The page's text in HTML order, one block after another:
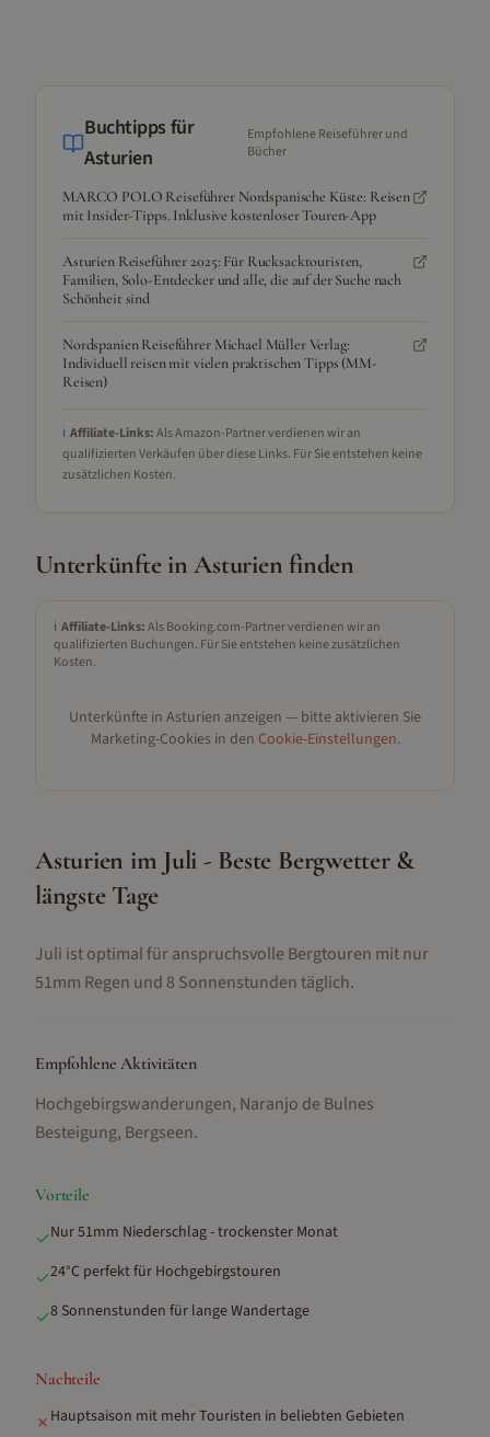
Buchtipps für
Asturien
Empfohlene Reiseführer und
Bücher
MARCO POLO Reiseführer Nordspanische Küste: Reisen
mit Insider-Tipps. Inklusive kostenloser Touren-App
Asturien Reiseführer 2025: Für Rucksacktouristen,
Familien, Solo-Entdecker und alle, die auf der Suche nach
Schönheit sind
Nordspanien Reiseführer Michael Müller Verlag:
Individuell reisen mit vielen praktischen Tipps (MM-
Reisen)
ℹ️ Affiliate-Links:Als Amazon-Partner verdienen wir an
qualifizierten Verkäufen über diese Links. Für Sie entstehen keine
zusätzlichen Kosten.
Unterkünfte inAsturien finden
ℹ️ Affiliate-Links:Als Booking.com-Partner verdienen wir an
qualifizierten Buchungen. Für Sie entstehen keine zusätzlichen
Kosten.
Unterkünfte in Asturien anzeigen — bitte aktivieren Sie
Marketing-Cookies in den Cookie-Einstellungen.
Asturien im Juli - Beste Bergwetter &
längste Tage
Juli ist optimal für anspruchsvolle Bergtouren mit nur
51mm Regen und 8 Sonnenstunden täglich.
Empfohlene Aktivitäten
Hochgebirgswanderungen, Naranjo de Bulnes
Besteigung, Bergseen.
Vorteile
✓Nur 51mm Niederschlag - trockenster Monat
✓24°C perfekt für Hochgebirgstouren
✓8 Sonnenstunden für lange Wandertage
Nachteile
✗ Hauptsaison mit mehr Touristen in beliebten Gebieten